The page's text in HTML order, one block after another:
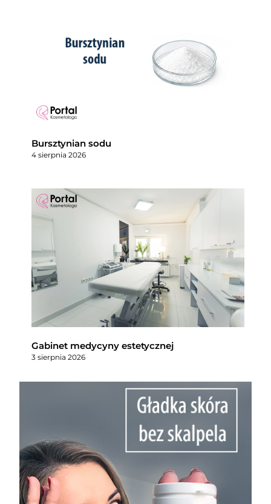
Bursztynian sodu
4 sierpnia 2026
Gabinet medycyny estetycznej
3 sierpnia 2026